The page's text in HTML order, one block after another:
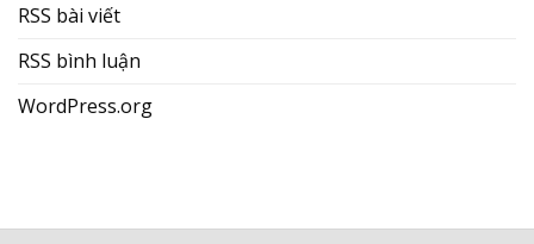
RSS bài viết
RSS bình luận
WordPress.org